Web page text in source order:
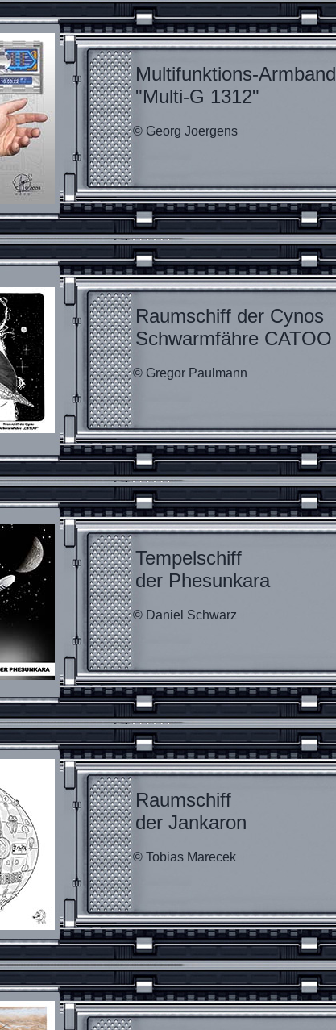
Multifunktions-Armband
"Multi-G 1312"
© Georg Joergens
Raumschiff der Cynos
Schwarmfähre CATOO
© Gregor Paulmann
Tempelschiff
der Phesunkara
© Daniel Schwarz
Raumschiff
der Jankaron
© Tobias Marecek